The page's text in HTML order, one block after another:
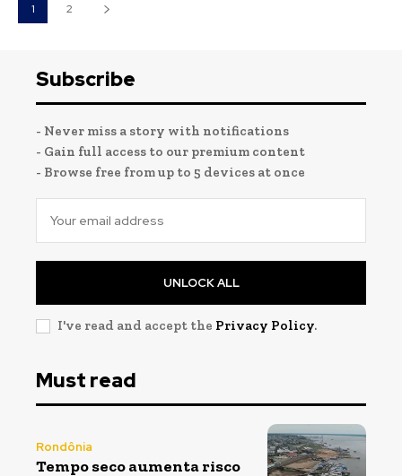
1 2
Subscribe
- Never miss a story with notifications
- Gain full access to our premium content
- Browse free from up to 5 devices at once
UNLOCK ALL
I've read and accept the Privacy Policy.
Must read
Rondônia
Tempo seco aumenta risco